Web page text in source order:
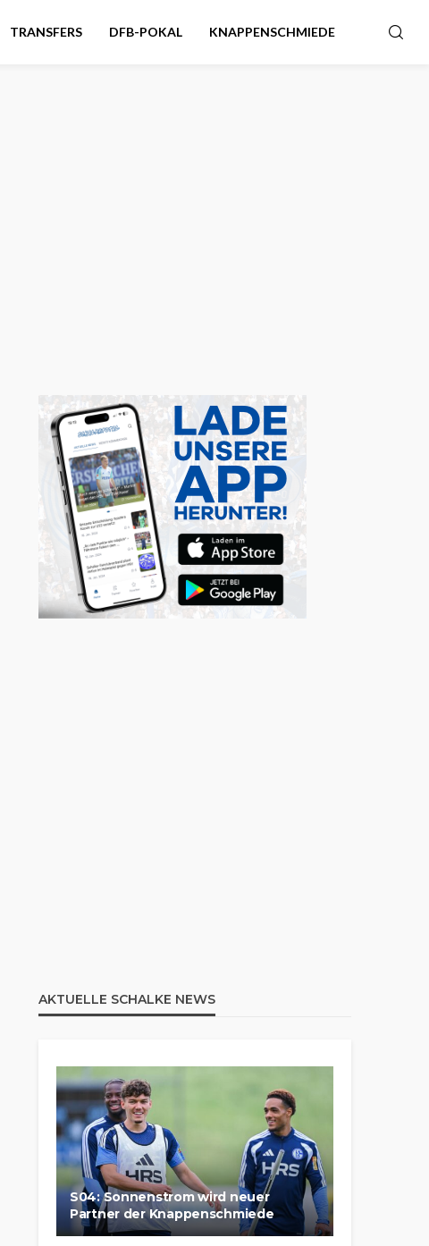
TRANSFERS DFB-POKAL KNAPPENSCHMIEDE
AKTUELLE SCHALKE NEWS
S04: Sonnenstrom wird neuer
Partner der Knappenschmiede